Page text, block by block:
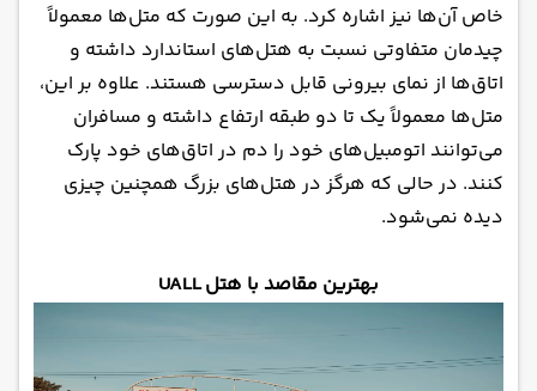
خاص آن‌ها نیز اشاره کرد. به این صورت که متل‌ها معمولاً
چیدمان متفاوتی نسبت به هتل‌های استاندارد داشته و
اتاق‌ها از نمای بیرونی قابل دسترسی هستند. علاوه بر این،
متل‌ها معمولاً یک تا دو طبقه ارتفاع داشته و مسافران
می‌توانند اتومبیل‌های خود را دم در اتاق‌های خود پارک
کنند. در حالی که هرگز در هتل‌های بزرگ همچنین چیزی
دیده نمی‌شود.
بهترین مقاصد با هتل UALL